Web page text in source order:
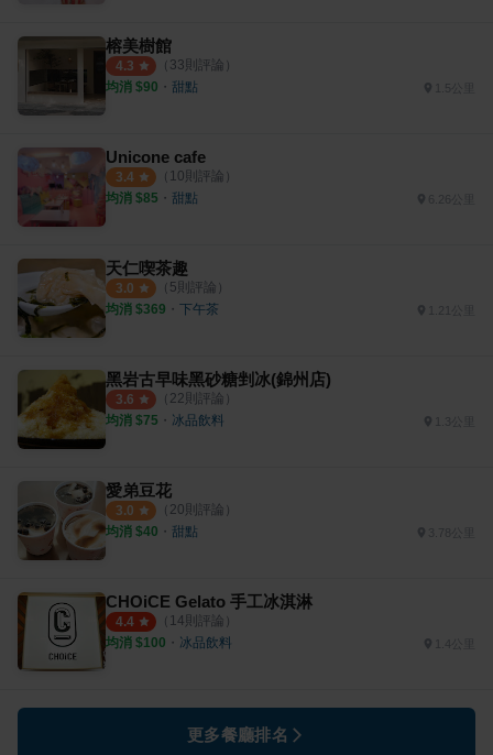
榕美樹館
4.3 （ 33則評論）
均消 $90 ・ 甜點 1.5公里
Unicone cafe
3.4 （ 10則評論）
均消 $85 ・ 甜點
天仁喫茶趣
3.0 （ 5則評論）
均消 $369 ・ 下午茶
黑岩古早味黑砂糖剉冰(錦州店)
3.6 （ 22則評論）
均消 $75 ・ 冰品飲料
愛弟豆花
3.0 （ 20則評論）
均消 $40 ・ 甜點
CHOiCE Gelato 手工冰淇淋
4.4 （ 14則評論）
均消 $100 ・ 冰品飲料 1.4公里
更多餐廳排名